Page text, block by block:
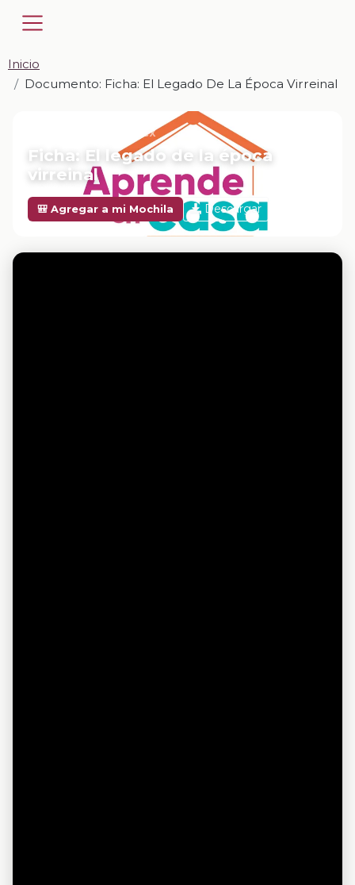
Inicio
Documento: Ficha: El Legado De La Época Virreinal
📎 DOCUMENTO · DOCX
Ficha: El legado de la época
virreinal
🎒 Agregar a mi Mochila Descargar